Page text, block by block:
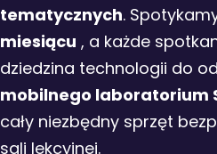
tematycznych.
miesiącu , a każde
dziedzina technologii do
mobilnego laboratorium
cały niezbędny sprzęt
sali lekcyjnej.